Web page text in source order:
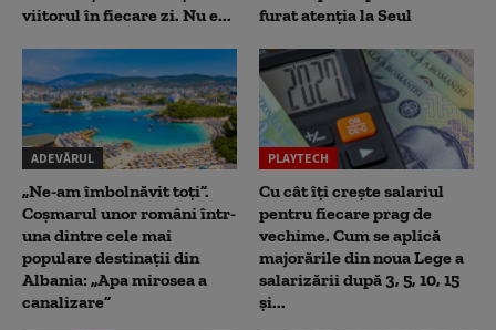
viitorul în fiecare zi. Nu e...
furat atenția la Seul
ADEVĂRUL
„Ne-am îmbolnăvit toți”.
Coșmarul unor români într-
una dintre cele mai
populare destinații din
Albania: „Apa mirosea a
canalizare”
PLAYTECH
Cu cât îți crește salariul
pentru fiecare prag de
vechime. Cum se aplică
majorările din noua Lege a
salarizării după 3, 5, 10, 15
și...